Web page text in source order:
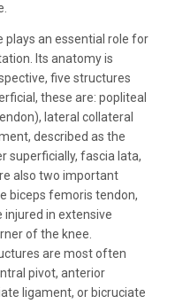
plays an essential role for
Its anatomy is
five structures
these are: popliteal
lateral collateral
described as the
superficially, fascia lata,
also two important
biceps femoris tendon,
in extensive
of the knee.
are most often
pivot, anterior
ligament, or bicruciate